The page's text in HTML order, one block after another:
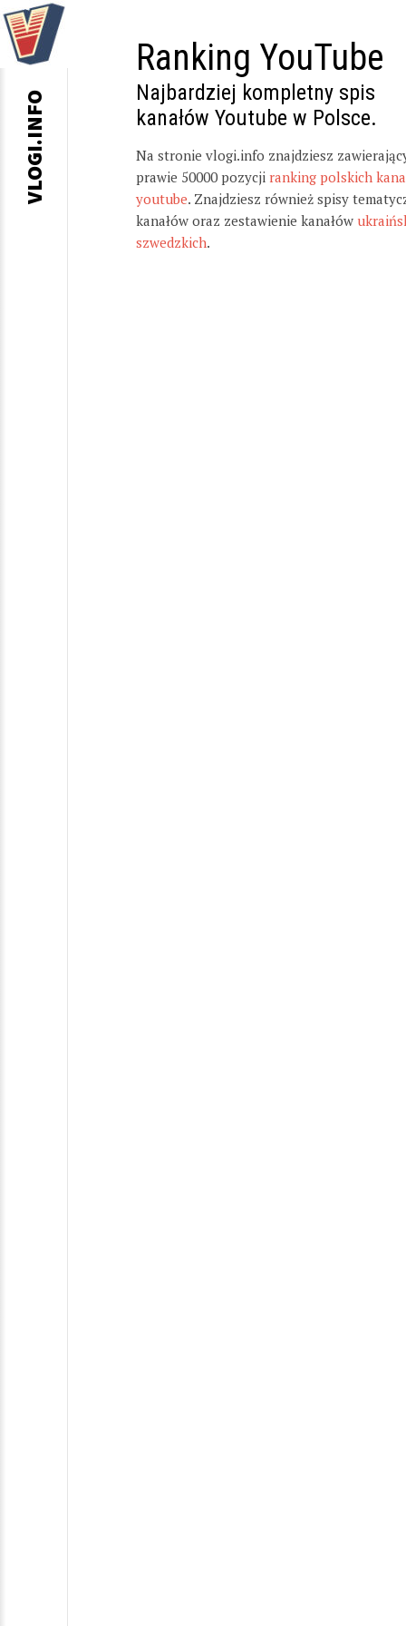
Ranking YouTube
Najbardziej kompletny spis
kanałów Youtube w Polsce.
Na stronie vlogi.info znajdziesz
prawie 50000 pozycji ranking polskich
youtube. Znajdziesz również spisy
kanałów oraz zestawienie kanałów
szwedzkich.
VLOGI.INFO